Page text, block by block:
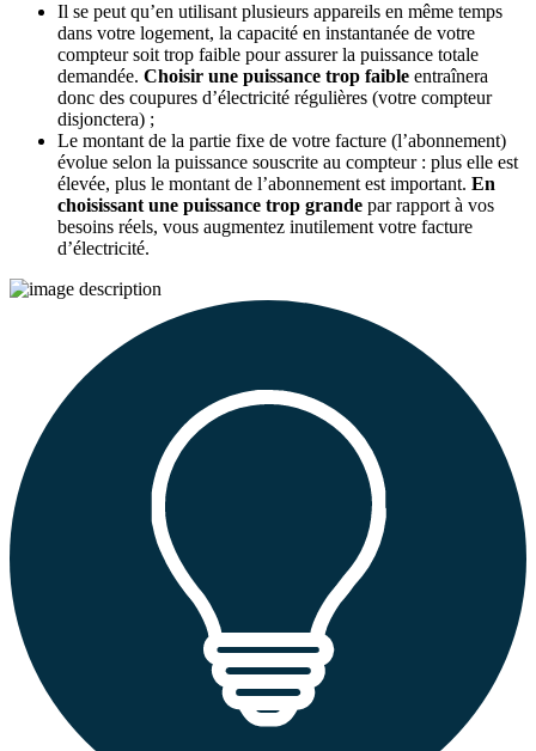
Il se peut qu’en utilisant plusieurs appareils en même temps
dans votre logement, la capacité en instantanée de votre
compteur soit trop faible pour assurer la puissance totale
demandée. Choisir une puissance trop faible entraînera
donc des coupures d’électricité régulières (votre compteur
disjonctera) ;
Le montant de la partie fixe de votre facture (l’abonnement)
évolue selon la puissance souscrite au compteur : plus elle est
élevée, plus le montant de l’abonnement est important. En
choisissant une puissance trop grande par rapport à vos
besoins réels, vous augmentez inutilement votre facture
d’électricité.